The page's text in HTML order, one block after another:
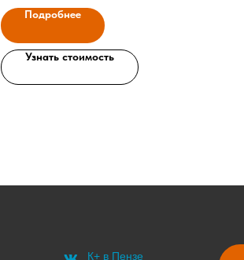
инстанций и аналитические материалы, в том
числе по госзакупкам. Полностью охватывает
документы региона и Конструктора
Договоров.
Подробнее
Узнать стоимость
К+ в Пензе